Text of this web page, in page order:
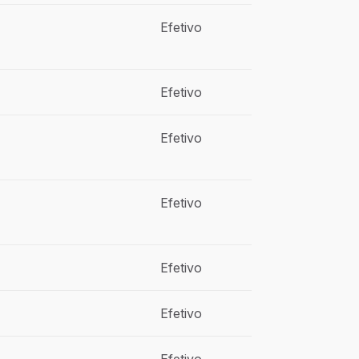
Efetivo
Efetivo
Efetivo
Efetivo
Efetivo
Efetivo